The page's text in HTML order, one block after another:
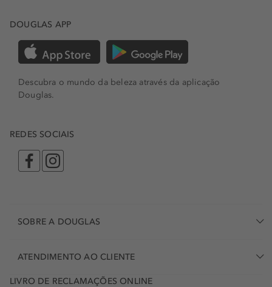
DOUGLAS APP
Descubra o mundo da beleza através da aplicação
Douglas.
REDES SOCIAIS
SOBRE A DOUGLAS
ATENDIMENTO AO CLIENTE
LIVRO DE RECLAMAÇÕES ONLINE